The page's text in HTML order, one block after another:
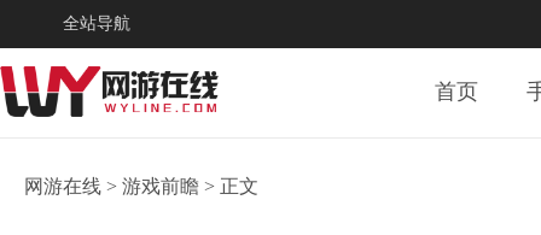
全站导航
首页
网游在线 > 游戏前瞻 > 正文